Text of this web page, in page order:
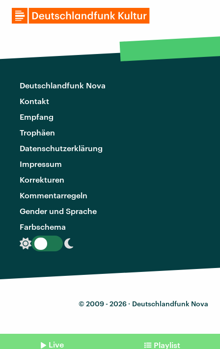
Deutschlandfunk Nova
Kontakt
Empfang
Trophäen
Datenschutzerklärung
Impressum
Korrekturen
Kommentarregeln
Gender und Sprache
Farbschema
© 2009 - 2026 · Deutschlandfunk Nova
Live Playlist